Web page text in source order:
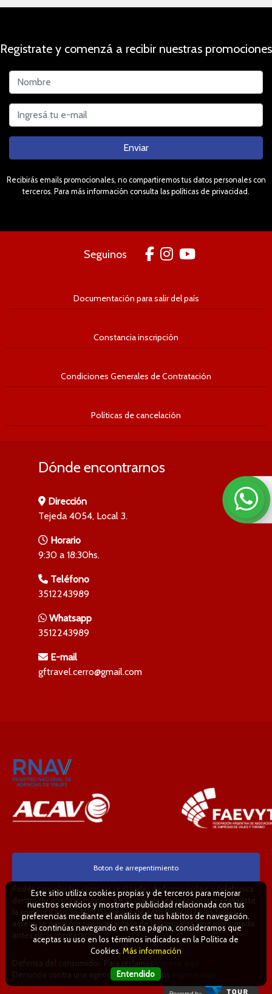
Registrate y comenzá a recibir nuestras promociones
Enviar
Recibirás emails promocionales, no compartiremos tus datos personales con
terceros. Para más información consulta las políticas de privacidad.
Seguinos
Documentación para salir del país
Constancia inscripción
Condiciones Generales de Contratación
Políticas de cancelación
Dónde encontrarnos
Dirección
Tejeda 4054, Local 3.
Horario
9:30 a 18:30hs.
Teléfono
3512243989
Whatsapp
3512243989
E-mail
gftravel.cerro@gmail.com
Boton de arrepentimiento
Podés cancelar tus compras realizadas de forma online o telefonica
dentro de un plazo máximo de 10 días desde la fecha que realizaste
la compra (Disp.954/2025). Según decreto 809/2024 las tarifas
aéreas se rigen por política tarifaria de la compañía aérea informada
antes de la contratación.
Defensa del consumidor. Para reclamos
Denuncia contra una agencia. Para reclamos
Este sitio utiliza cookies propias y de terceros para mejorar
nuestros servicios y mostrarte publicidad relacionada con tus
preferencias mediante el análisis de tus hábitos de navegación.
Si continúas navegando en esta página, consideramos que
aceptas su uso en los términos indicados en la Política de
Cookies. Más información
Entendido